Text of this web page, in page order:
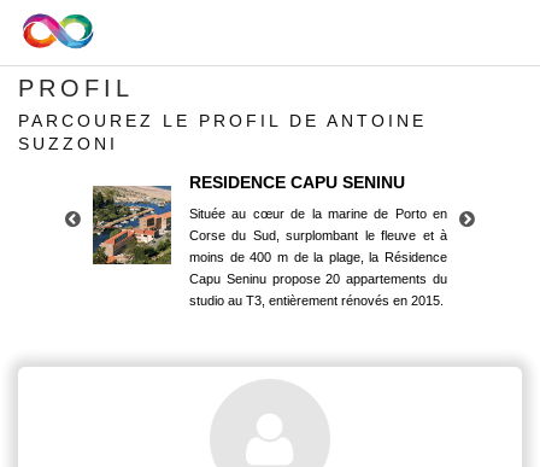
PROFIL
PARCOUREZ LE PROFIL DE ANTOINE
SUZZONI
RESIDENCE CAPU SENINU
Située au cœur de la marine de Porto en
Corse du Sud, surplombant le fleuve et à
moins de 400 m de la plage, la Résidence
Capu Seninu propose 20 appartements du
studio au T3, entièrement rénovés en 2015.
Corse du Sud, surplombant le fleuve et à
moins de 400 m de la plage, la Résidence
Capu Seninu propose 20 appartements du
studio au T3, entièrement rénovés en 2015.